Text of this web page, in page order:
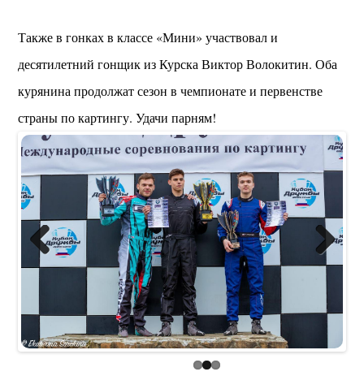
Также в гонках в классе «Мини» участвовал и
десятилетний гонщик из Курска Виктор Волокитин. Оба
курянина продолжат сезон в чемпионате и первенстве
страны по картингу. Удачи парням!
Previous Next